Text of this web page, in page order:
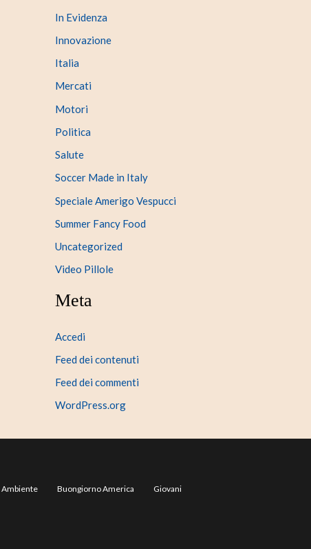
In Evidenza
Innovazione
Italia
Mercati
Motori
Politica
Salute
Soccer Made in Italy
Speciale Amerigo Vespucci
Summer Fancy Food
Uncategorized
Video Pillole
Meta
Accedi
Feed dei contenuti
Feed dei commenti
WordPress.org
Ambiente Buongiorno America Giovani